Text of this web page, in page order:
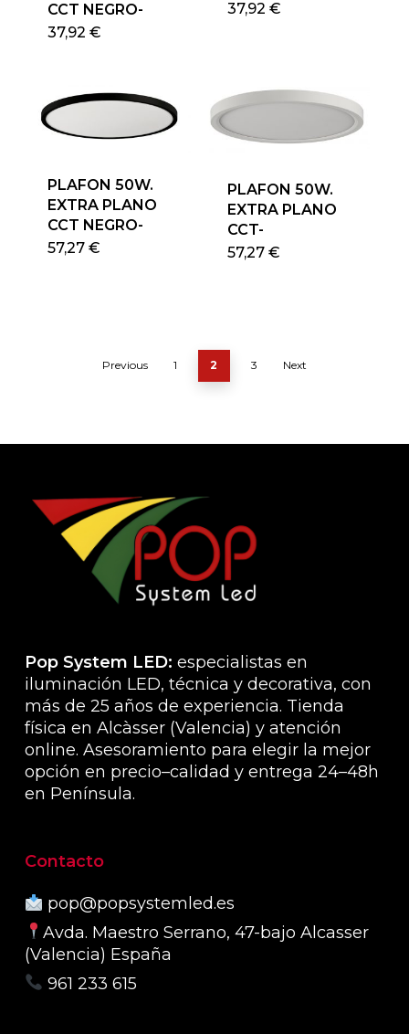
CCT NEGRO-
37,92 €
37,92 €
PLAFON 50W.
EXTRA PLANO
CCT NEGRO-
57,27 €
PLAFON 50W.
EXTRA PLANO
CCT-
57,27 €
Previous 1 2 3 Next
Pop System LED: especialistas en
iluminación LED, técnica y decorativa, con
más de 25 años de experiencia. Tienda
física en Alcàsser (Valencia) y atención
online. Asesoramiento para elegir la mejor
opción en precio–calidad y entrega 24–48h
en Península.
Contacto
pop@popsystemled.es
Avda. Maestro Serrano, 47-bajo Alcasser
(Valencia) España
961 233 615